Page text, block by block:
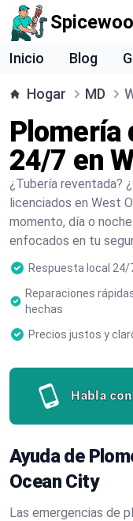
Inicio Blog
Hogar MD
Plomería
24/7 en
¿Tubería reventada?
licenciados en West
momento, día o
enfocados en tu
Respuesta local 24/
Reparaciones
hechas
Precios justos y
Habla
Ayuda de
Ocean City
Las emergencias de